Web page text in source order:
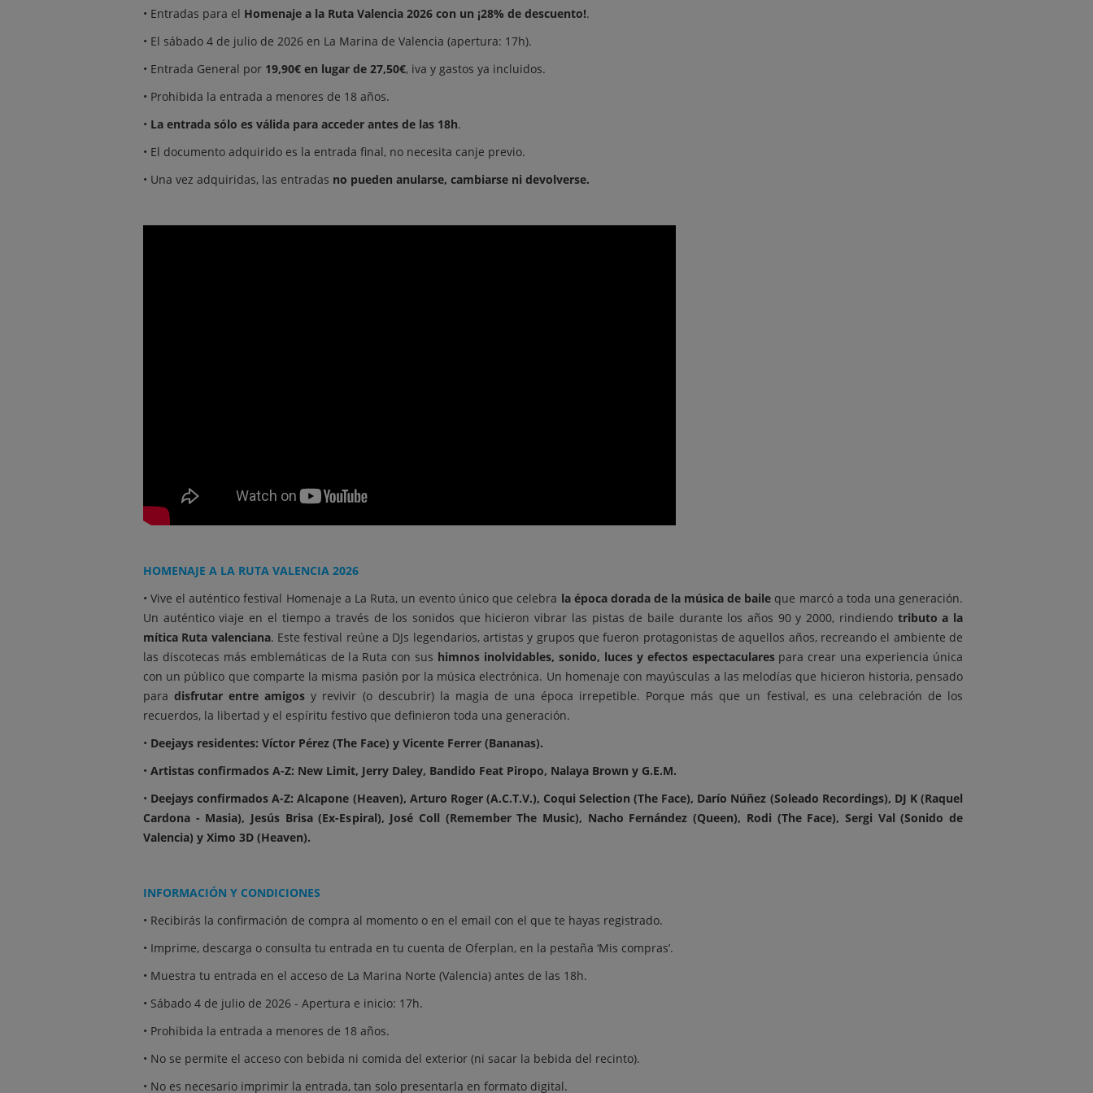
• Entradas para el Homenaje a la Ruta Valencia 2026 con un ¡28% de descuento!.
• El sábado 4 de julio de 2026 en La Marina de Valencia (apertura: 17h).
• Entrada General por 19,90€ en lugar de 27,50€, iva y gastos ya incluidos.
• Prohibida la entrada a menores de 18 años.
• La entrada sólo es válida para acceder antes de las 18h.
• El documento adquirido es la entrada final, no necesita canje previo.
• Una vez adquiridas, las entradas no pueden anularse, cambiarse ni devolverse.
HOMENAJE A LA RUTA VALENCIA 2026
• Vive el auténtico festival Homenaje a La Ruta, un evento único que celebra la época dorada de la música de baile que marcó a toda una generación.
Un auténtico viaje en el tiempo a través de los sonidos que hicieron vibrar las pistas de baile durante los años 90 y 2000, rindiendo tributo a la
mítica Ruta valenciana. Este festival reúne a DJs legendarios, artistas y grupos que fueron protagonistas de aquellos años, recreando el ambiente de
las discotecas más emblemáticas de la Ruta con sus himnos inolvidables, sonido, luces y efectos espectacularespara crear una experiencia única
con un público que comparte la misma pasión por la música electrónica. Un homenaje con mayúsculas a las melodías que hicieron historia, pensado
paradisfrutar entre amigos y revivir (o descubrir) la magia de una época irrepetible. Porque más que un festival, es una celebración de los
recuerdos, la libertad y el espíritu festivo que definieron toda una generación.
• Deejays residentes: Víctor Pérez (The Face) y Vicente Ferrer (Bananas).
• Artistas confirmados A-Z: New Limit, Jerry Daley, Bandido Feat Piropo, Nalaya Brown y G.E.M.
• Deejays confirmados A-Z: Alcapone (Heaven), Arturo Roger (A.C.T.V.), Coqui Selection (The Face), Darío Núñez (Soleado Recordings), DJ K (Raquel
Cardona - Masia), Jesús Brisa (Ex-Espiral), José Coll (Remember The Music), Nacho Fernández (Queen), Rodi (The Face), Sergi Val (Sonido de
Valencia) y Ximo 3D (Heaven).
INFORMACIÓN Y CONDICIONES
• Recibirás la confirmación de compra al momento o en el email con el que te hayas registrado.
• Imprime, descarga o consulta tu entrada en tu cuenta de Oferplan, en la pestaña ‘Mis compras’.
• Muestra tu entrada en el acceso de La Marina Norte (Valencia) antes de las 18h.
• Sábado 4 de julio de 2026 - Apertura e inicio: 17h.
• Prohibida la entrada a menores de 18 años.
• No se permite el acceso con bebida ni comida del exterior (ni sacar la bebida del recinto).
• No es necesario imprimir la entrada, tan solo presentarla en formato digital.